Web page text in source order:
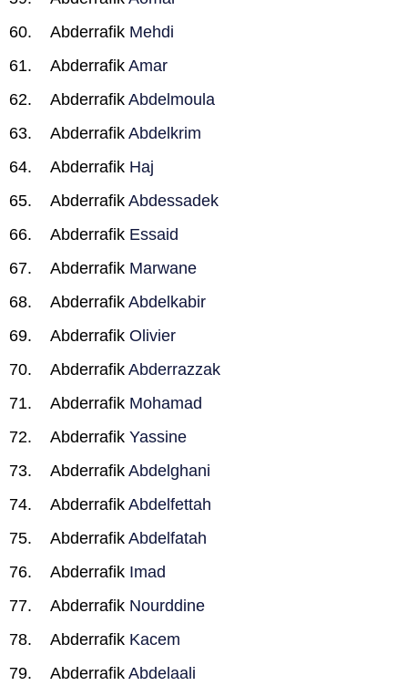
Abderrafik Mehdi
Abderrafik Amar
Abderrafik Abdelmoula
Abderrafik Abdelkrim
Abderrafik Haj
Abderrafik Abdessadek
Abderrafik Essaid
Abderrafik Marwane
Abderrafik Abdelkabir
Abderrafik Olivier
Abderrafik Abderrazzak
Abderrafik Mohamad
Abderrafik Yassine
Abderrafik Abdelghani
Abderrafik Abdelfettah
Abderrafik Abdelfatah
Abderrafik Imad
Abderrafik Nourddine
Abderrafik Kacem
Abderrafik Abdelaali